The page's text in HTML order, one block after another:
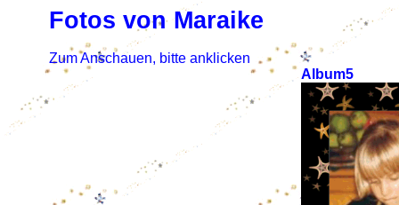
Fotos von Maraike
Zum Anschauen, bitte anklicken
Album5